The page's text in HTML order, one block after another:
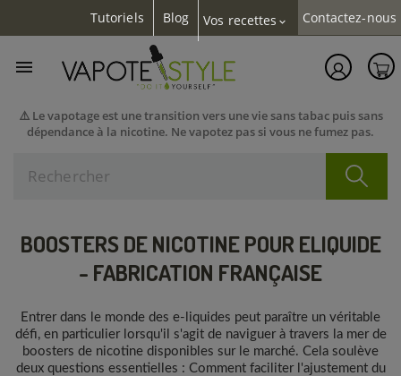
Tutoriels Blog Vos recettes expand_more Contactez-nous
⚠️ Le vapotage est une transition vers une vie sans tabac puis sans
dépendance à la nicotine. Ne vapotez pas si vous ne fumez pas.

BOOSTERS DE NICOTINE POUR ELIQUIDE
- FABRICATION FRANÇAISE
Entrer dans le monde des e-liquides peut paraître un véritable
défi, en particulier lorsqu'il s'agit de naviguer à travers la mer de
boosters de nicotine disponibles sur le marché. Cela soulève
deux questions essentielles : Comment faciliter l'ajustement du